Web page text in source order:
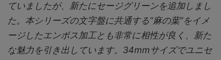
ていましたが、新たにセージグリーンを追加しまし
た。本シリーズの文字盤に共通する“麻の葉”をイメ
ージしたエンボス加工とも非常に相性が良く、新た
な魅力を引き出しています。34mmサイズでユニセ